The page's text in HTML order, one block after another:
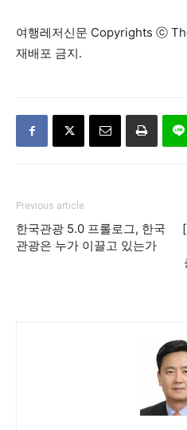
여행레저신문 Copyrights ⓒ
재배포 금지.
Previous article
한국관광 5.0 프롤로그, 한국
관광은 누가 이끌고 있는가